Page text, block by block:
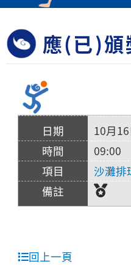
應(已)頒
10月16
09:00
沙灘排
回上一頁